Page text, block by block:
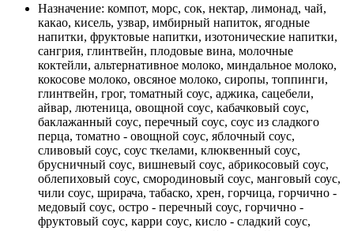
Назначение: компот, морс, сок, нектар, лимонад, чай,
какао, кисель, узвар, имбирный напиток, ягодные
напитки, фруктовые напитки, изотонические напитки,
сангрия, глинтвейн, плодовые вина, молочные
коктейли, альтернативное молоко, миндальное молоко,
кокосове молоко, овсяное молоко, сиропы, топпинги,
глинтвейн, грог, томатный соус, аджика, сацебели,
айвар, лютеница, овощной соус, кабачковый соус,
баклажанный соус, перечный соус, соус из сладкого
перца, томатно - овощной соус, яблочный соус,
сливовый соус, соус ткелами, клюквенный соус,
брусничный соус, вишневый соус, абрикосовый соус,
облепиховый соус, смородиновый соус, манговый соус,
чили соус, шрирача, табаско, хрен, горчица, горчично -
медовый соус, остро - перечный соус, горчично -
фруктовый соус, карри соус, кисло - сладкий соус,